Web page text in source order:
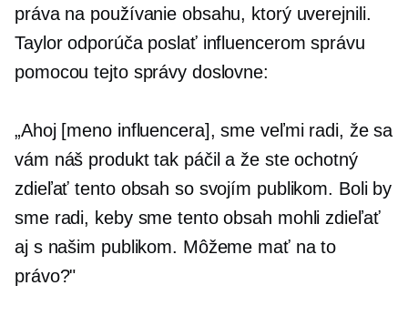
práva na používanie obsahu, ktorý uverejnili.
Taylor odporúča poslať influencerom správu
pomocou tejto správy doslovne:
„Ahoj [meno influencera], sme veľmi radi, že sa
vám náš produkt tak páčil a že ste ochotný
zdieľať tento obsah so svojím publikom. Boli by
sme radi, keby sme tento obsah mohli zdieľať
aj s našim publikom. Môžeme mať na to
právo?"